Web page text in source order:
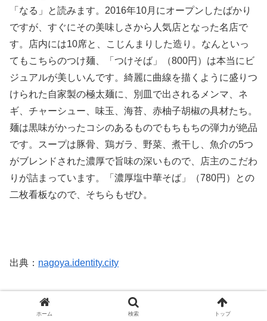
「なる」と読みます。2016年10月にオープンしたばかり
ですが、すぐにその美味しさから人気店となった名店で
す。店内には10席と、こじんまりした造り。なんといっ
てもこちらのつけ麺、「つけそば」（800円）は本当にビ
ジュアルが美しいんです。綺麗に曲線を描くように盛りつ
けられた自家製の極太麺に、別皿で出されるメンマ、ネ
ギ、チャーシュー、味玉、海苔、赤柚子胡椒の具材たち。
麺は黒味がかったコシのあるものでもちもちの弾力が絶品
です。スープは豚骨、鶏ガラ、野菜、煮干し、魚介の5つ
がブレンドされた濃厚で旨味の深いもので、店主のこだわ
りが詰まっています。「濃厚塩中華そば」（780円）との
二枚看板なので、そちらもぜひ。
出典： nagoya.identity.city
【店舗情報】
住所：名古屋市千種区豊年町3-18
ホーム 検索 トップ